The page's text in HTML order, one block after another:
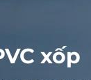
xốp